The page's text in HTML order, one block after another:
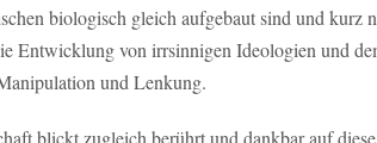
biologisch gleich aufgebaut sind und kurz
Entwicklung von irrsinnigen Ideologien und
und Lenkung.
blickt zugleich berührt und dankbar auf